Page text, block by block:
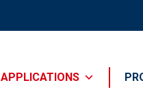
APPLICATIONS